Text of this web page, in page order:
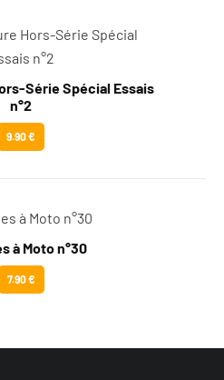
Série Spécial Essais
n°2
9.90 €
à Moto n°30
7.90 €